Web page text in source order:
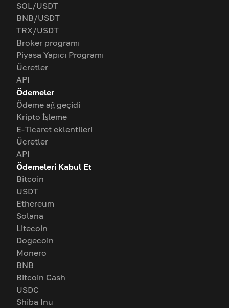
SOL/USDT
BNB/USDT
TRX/USDT
Broker programı
Piyasa Yapıcı Programı
Ücretler
API
Ödemeler
Ödeme ağ geçidi
Kripto İşleme
E-Ticaret eklentileri
Ücretler
API
Ödemeleri Kabul Et
Bitcoin
USDT
Ethereum
Solana
Litecoin
Dogecoin
Monero
BNB
Bitcoin Cash
USDC
Shiba Inu